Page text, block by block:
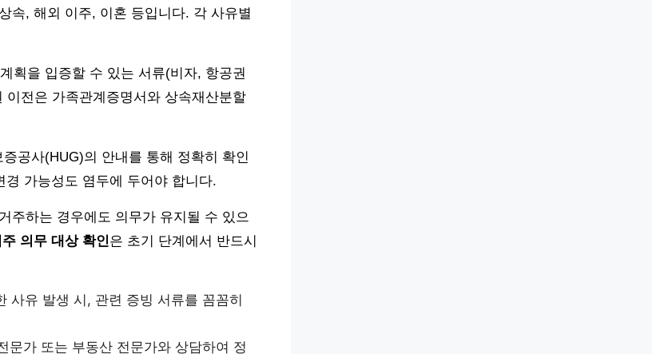
속, 해외 이주, 이혼 등입니다. 각 사유별
획을 입증할 수 있는 서류(비자, 항공권
전은 가족관계증명서와 상속재산분할
공사(HUG)의 안내를 통해 정확히 확인
가능성도 염두에 두어야 합니다.
주하는 경우에도 의무가 유지될 수 있으
의무 대상 확인은 초기 단계에서 반드시
사유 발생 시, 관련 증빙 서류를 꼼꼼히
문가 또는 부동산 전문가와 상담하여 정